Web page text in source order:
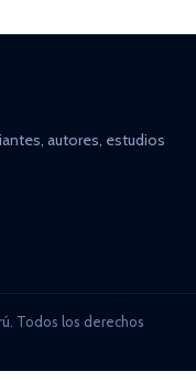
autores, estudios
Todos los derechos